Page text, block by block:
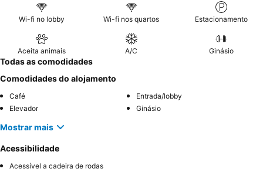
Wi-fi no lobby Wi-fi nos quartos Estacionamento
Aceita animais A/C Ginásio
Todas as comodidades
Comodidades do alojamento
Café
Entrada/lobby
Elevador
Ginásio
Mostrar mais
Acessibilidade
Acessível a cadeira de rodas